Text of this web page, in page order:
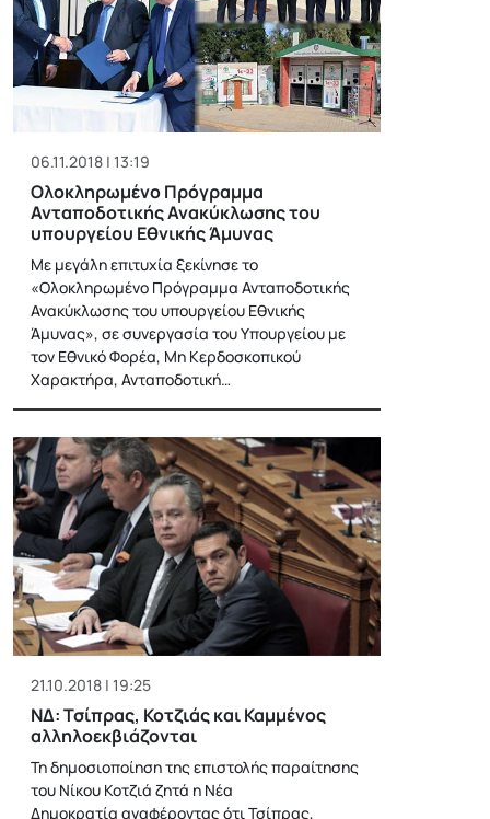
06.11.2018 | 13:19
Ολοκληρωμένο Πρόγραμμα
Ανταποδοτικής Ανακύκλωσης του
υπουργείου Εθνικής Άμυνας
Με μεγάλη επιτυχία ξεκίνησε το
«Ολοκληρωμένο Πρόγραμμα Ανταποδοτικής
Ανακύκλωσης του υπουργείου Εθνικής
Άμυνας», σε συνεργασία του Υπουργείου με
τον Εθνικό Φορέα, Μη Κερδοσκοπικού
Χαρακτήρα, Ανταποδοτική…
21.10.2018 | 19:25
ΝΔ: Τσίπρας, Κοτζιάς και Καμμένος
αλληλοεκβιάζονται
Τη δημοσιοποίηση της επιστολής παραίτησης
του Νίκου Κοτζιά ζητά η Νέα
Δημοκρατία αναφέροντας ότι Τσίπρας,